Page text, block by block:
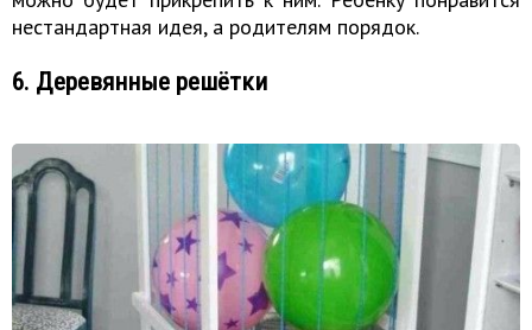
нестандартная идея, а родителям порядок.
6. Деревянные решётки